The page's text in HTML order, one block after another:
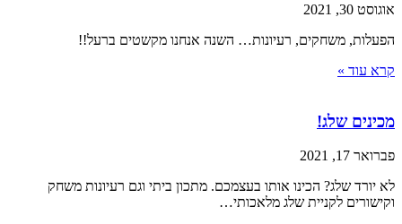
אוגוסט 30, 2021
הפעלות, משחקים, רעיונות… השנה אנחנו מקשטים ברעל!!
קרא עוד »
מכינים שלג!
פברואר 17, 2021
לא יורד שלג? הכינו אותו בעצמכם. מתכון ביתי וגם רעיונות משחק
וקישורים לקניית שלג מלאכותי…